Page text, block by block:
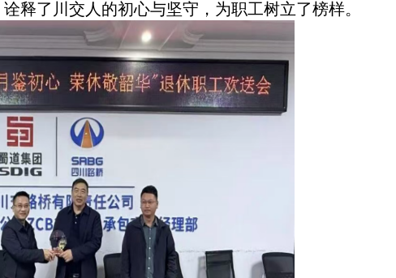
释了川交人的初心与坚守，为职工树立了榜样。